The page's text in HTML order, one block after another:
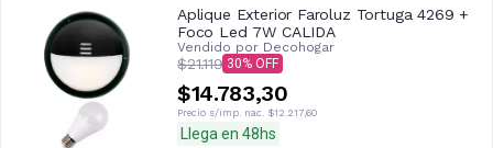
Aplique Exterior Faroluz Tortuga 4269 +
Foco Led 7W CALIDA
Vendido por Decohogar
$21.119 30
$14.783,30
Precio s/imp. nac. $12.217,60
Llega en 48hs